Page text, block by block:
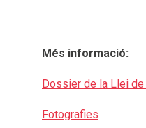
Més informació:
Dossier de la Llei
Fotografies